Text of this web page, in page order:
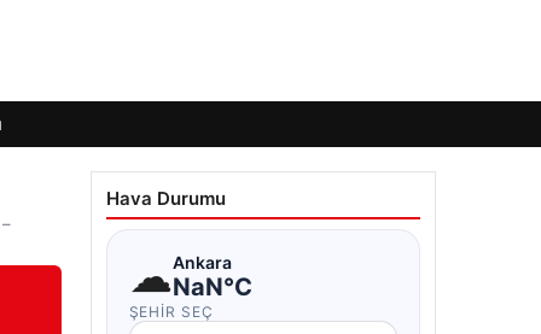
Hava Durumu
☁Ankara
NaN°C
ŞEHIR SEÇ